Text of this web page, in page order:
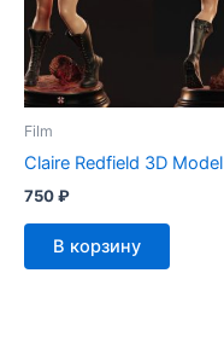
Film
Claire Redfield 3D Model
750₽
В корзину